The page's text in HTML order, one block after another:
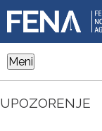
Meni
UPOZORENJE